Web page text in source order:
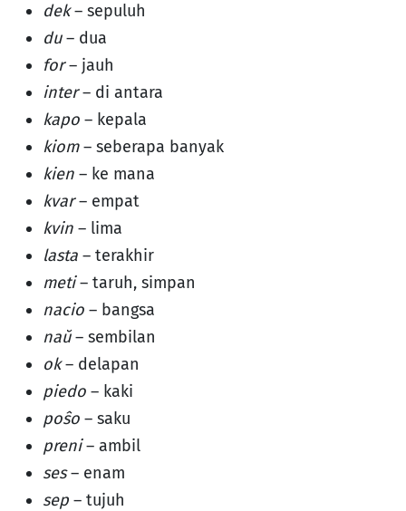
dek– sepuluh
du– dua
for– jauh
inter– di antara
kapo – kepala
kiom– seberapa banyak
kien – ke mana
kvar– empat
kvin – lima
lasta – terakhir
meti– taruh, simpan
nacio – bangsa
naŭ– sembilan
ok– delapan
piedo – kaki
poŝo – saku
preni– ambil
ses– enam
sep – tujuh